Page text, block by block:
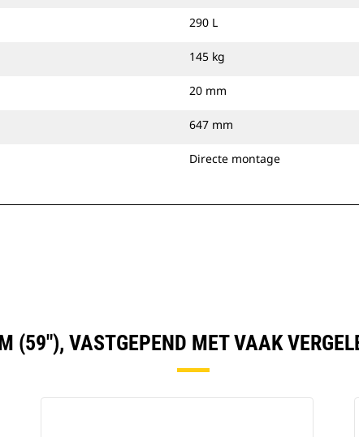
290 L
145 kg
20 mm
647 mm
Directe montage
(59"), VASTGEPEND MET VAAK